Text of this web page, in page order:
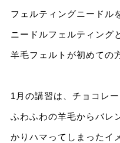
フェルティングニードル
ニードルフェルティング
羊毛フェルトが初めての
1月の講習は、チョコレ
ふわふわの羊毛からバレ
かりハマってしまったイ